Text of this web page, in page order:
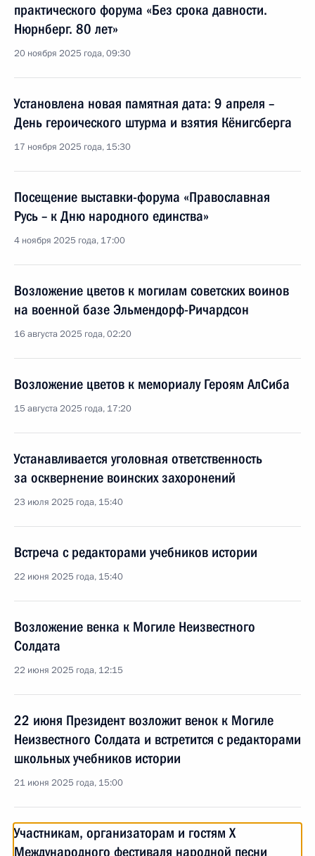
практического форума «Без срока давности.
Нюрнберг. 80 лет»
20 ноября 2025 года, 09:30
Установлена новая памятная дата: 9 апреля –
День героического штурма и взятия Кёнигсберга
17 ноября 2025 года, 15:30
Посещение выставки-форума «Православная
Русь – к Дню народного единства»
4 ноября 2025 года, 17:00
Возложение цветов к могилам советских воинов
на военной базе Эльмендорф-Ричардсон
16 августа 2025 года, 02:20
Возложение цветов к мемориалу Героям АлСиба
15 августа 2025 года, 17:20
Устанавливается уголовная ответственность
за осквернение воинских захоронений
23 июля 2025 года, 15:40
Встреча с редакторами учебников истории
22 июня 2025 года, 15:40
Возложение венка к Могиле Неизвестного
Солдата
22 июня 2025 года, 12:15
22 июня Президент возложит венок к Могиле
Неизвестного Солдата и встретится с редакторами
школьных учебников истории
21 июня 2025 года, 15:00
Участникам, организаторам и гостям X
Международного фестиваля народной песни